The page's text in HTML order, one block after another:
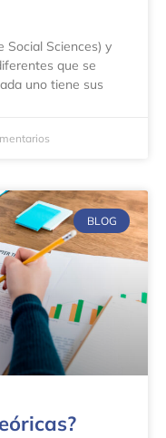
Social Sciences) y
que se
uno tiene sus
BLOG